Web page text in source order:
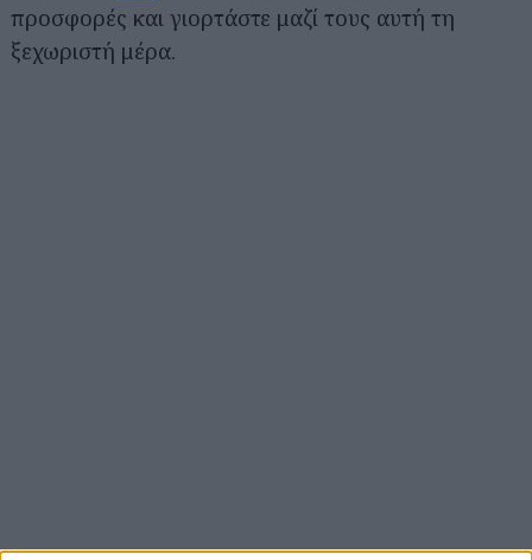
προσφορές και γιορτάστε μαζί τους αυτή τη
ξεχωριστή μέρα.